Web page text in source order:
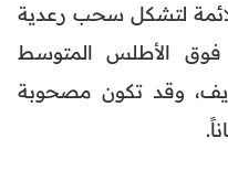
لتشكل سحب رعدية
فوق الأطلس المتوسط
وقد تكون مصحوبة